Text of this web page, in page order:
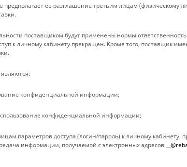
Политика
специалистами и третьими лицами, для анализа
Продолжая просмотр страниц нашего сайта, вы
ее разглашение третьим лицам (физическому
поставщиком будут применены нормы
к личному кабинету прекращен. Кроме того, поставщик
конфиденциальной информации;
конфиденциальной информации;
параметров доступа (логин/пароль) к личному
информации, получаемой с электронных адресов